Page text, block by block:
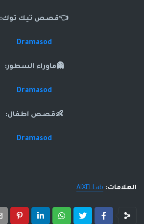
👈قصص تيك توك:
Dramasod
👻ماوراء السطور:
Dramasod
👶قصص اطفال:
Dramasod
العلامات: AIXELLab